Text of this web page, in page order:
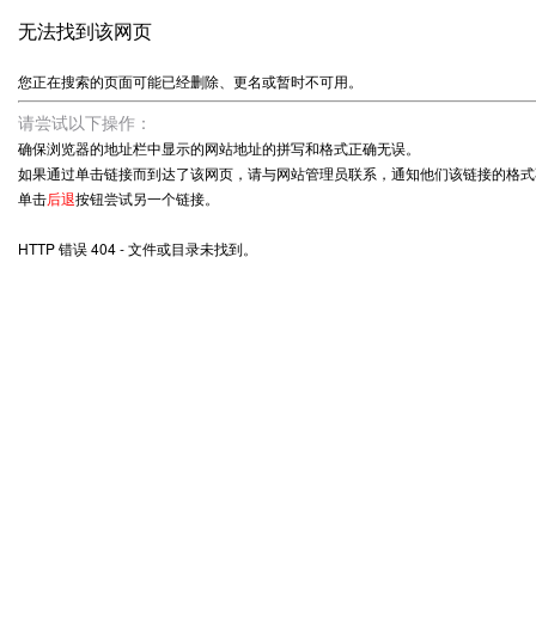
无法找到该网页
您正在搜索的页面可能已经删除、更名或暂时不可用。
请尝试以下操作：
确保浏览器的地址栏中显示的网站地址的拼写和格式正确无误。
如果通过单击链接而到达了该网页，请与网站管理员联系，通知他们该链接的格
单击后退按钮尝试另一个链接。
HTTP 错误 404 - 文件或目录未找到。